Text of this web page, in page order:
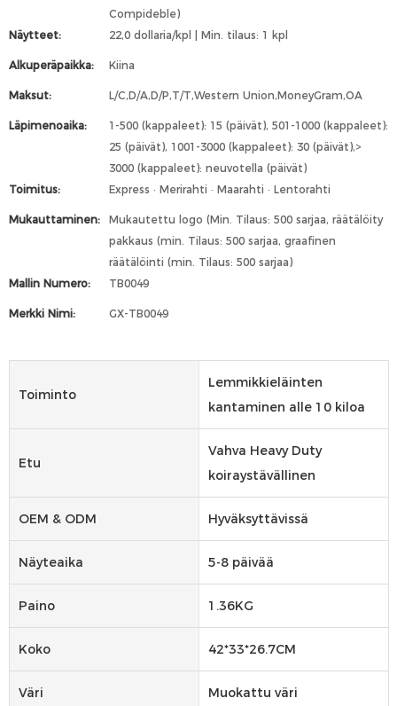
Compideble)
Näytteet:
22,0 dollaria/kpl | Min. tilaus: 1 kpl
Alkuperäpaikka: Kiina
Maksut: L/C,D/A,D/P,T/T,Western Union,MoneyGram,OA
Läpimenoaika:
1-500 (kappaleet): 15 (päivät), 501-1000 (kappaleet):
25 (päivät), 1001-3000 (kappaleet): 30 (päivät),>
3000 (kappaleet): neuvotella (päivät)
Toimitus:
Express · Merirahti · Maarahti · Lentorahti
Mukauttaminen:
Mukautettu logo (Min. Tilaus: 500 sarjaa, räätälöity
pakkaus (min. Tilaus: 500 sarjaa, graafinen
räätälöinti (min. Tilaus: 500 sarjaa)
Mallin Numero:
TB0049
Merkki Nimi: GX-TB0049
Toiminto
Lemmikkieläinten
kantaminen alle 10 kiloa
Etu
Vahva Heavy Duty
koiraystävällinen
OEM & ODM Hyväksyttävissä
Näyteaika 5-8 päivää
Paino 1.36KG
Koko 42*33*26.7CM
Väri Muokattu väri